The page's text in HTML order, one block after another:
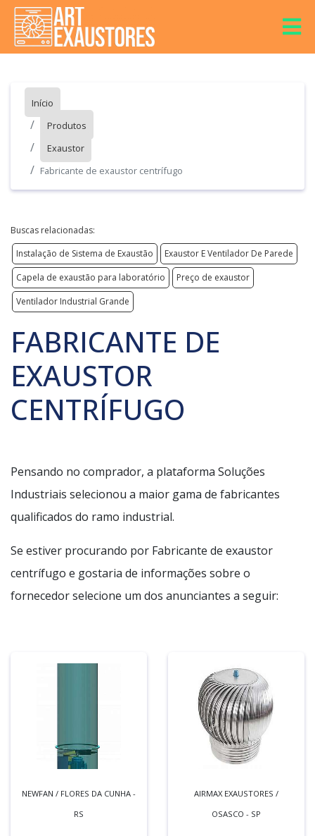
Início
Produtos
Exaustor
Fabricante de exaustor centrífugo
Buscas relacionadas:
Instalação de Sistema de Exaustão
Exaustor E Ventilador De Parede
Capela de exaustão para laboratório
Preço de exaustor
Ventilador Industrial Grande
FABRICANTE DE
EXAUSTOR
CENTRÍFUGO
Pensando no comprador, a plataforma Soluções
Industriais selecionou a maior gama de fabricantes
qualificados do ramo industrial.
Se estiver procurando por Fabricante de exaustor
centrífugo e gostaria de informações sobre o
fornecedor selecione um dos anunciantes a seguir:
NEWFAN / FLORES DA CUNHA -
RS
AIRMAX EXAUSTORES /
OSASCO - SP